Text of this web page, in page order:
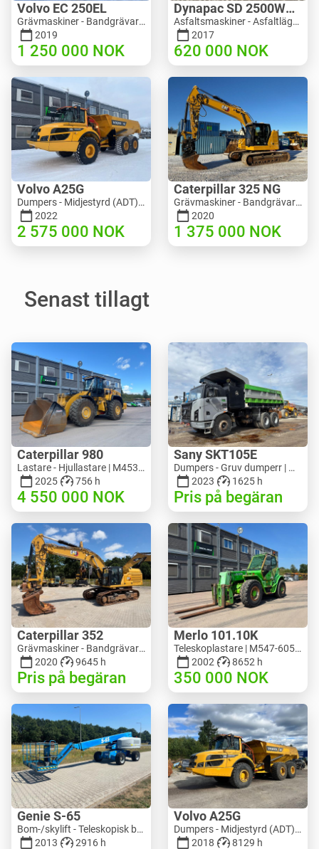
Volvo EC 250EL
Grävmaskiner - Bandgrävare | M981-8871 | RGTR26024
2019
1 250 000 NOK
Dynapac SD 2500WS Asfaltutlegger
Asfaltsmaskiner - Asfaltläggare | M094-8272 | RGTR26011
2017
620 000 NOK
Volvo A25G
Dumpers - Midjestyrd (ADT) | M453-2338 | RGTR25122
2022
2 575 000 NOK
Caterpillar 325 NG
Grävmaskiner - Bandgrävare | M811-5335 | RGTR25093
2020
1 375 000 NOK
Senast tillagt
Caterpillar 980
Lastare - Hjullastare | M453-5993 | RGTR26046
2025
756 h
4 550 000 NOK
Sany SKT105E
Dumpers - Gruv dumperr | M741-2838 | 25143
2023
1625 h
Pris på begäran
Caterpillar 352
Grävmaskiner - Bandgrävare | M728-6217 | RGTRNL26-10341
2020
9645 h
Pris på begäran
Merlo 101.10K
Teleskoplastare | M547-6053 | RGTR26052
2002
8652 h
350 000 NOK
Genie S-65
Bom-/skylift - Teleskopisk bomlyft | M586-3845 | RGTRNL26491
2013
2916 h
Volvo A25G
Dumpers - Midjestyrd (ADT) | M151-9001 | 2729
2018
8129 h